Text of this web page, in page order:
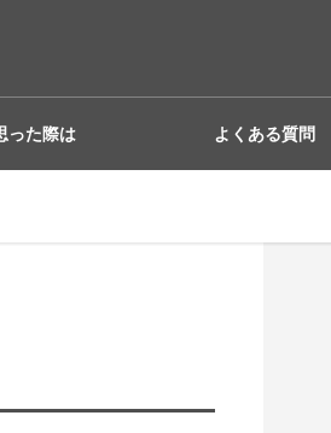
った際は よくある質問